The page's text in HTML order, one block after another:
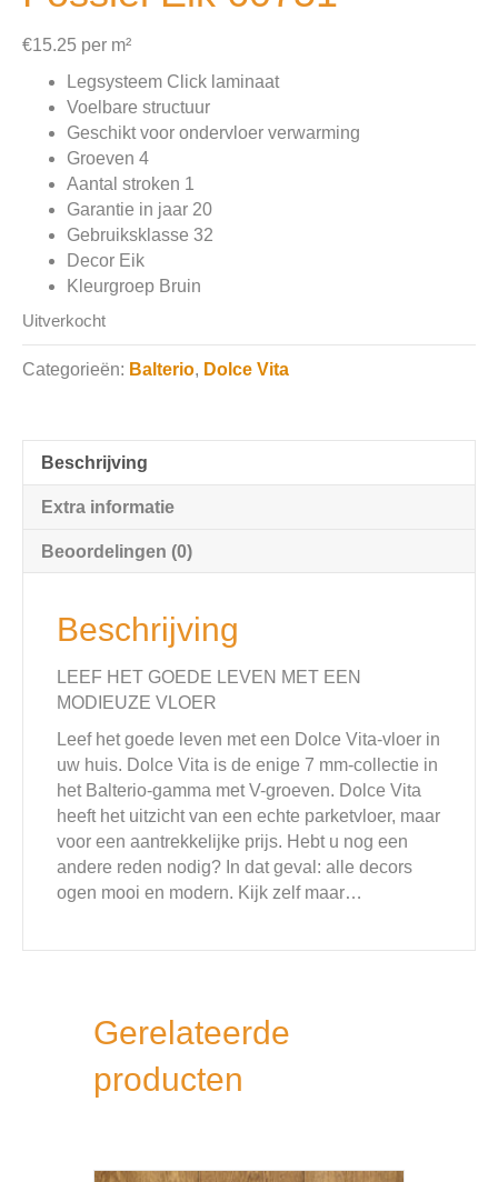
€15.25 per m²
Legsysteem Click laminaat
Voelbare structuur
Geschikt voor ondervloer verwarming
Groeven 4
Aantal stroken 1
Garantie in jaar 20
Gebruiksklasse 32
Decor Eik
Kleurgroep Bruin
Uitverkocht
Categorieën: Balterio, Dolce Vita
Beschrijving
Extra informatie
Beoordelingen (0)
Beschrijving
LEEF HET GOEDE LEVEN MET EEN
MODIEUZE VLOER
Leef het goede leven met een Dolce Vita-vloer in
uw huis. Dolce Vita is de enige 7 mm-collectie in
het Balterio-gamma met V-groeven. Dolce Vita
heeft het uitzicht van een echte parketvloer, maar
voor een aantrekkelijke prijs. Hebt u nog een
andere reden nodig? In dat geval: alle decors
ogen mooi en modern. Kijk zelf maar…
Gerelateerde
producten